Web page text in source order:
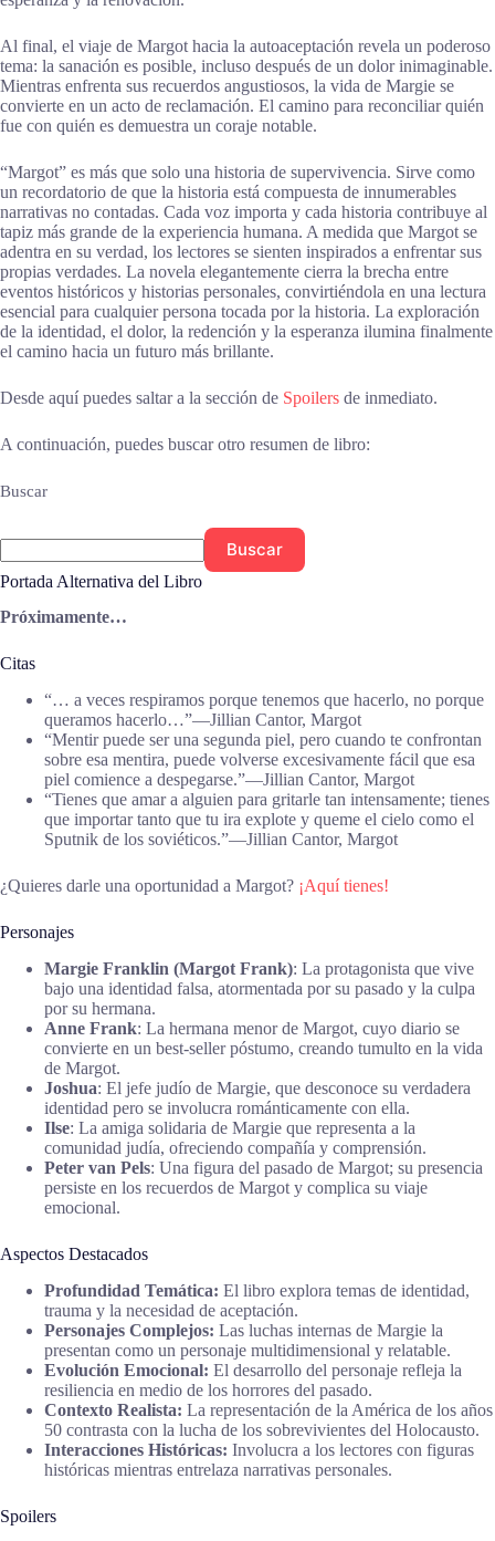
Al final, el viaje de Margot hacia la autoaceptación revela un poderoso
tema: la sanación es posible, incluso después de un dolor inimaginable.
Mientras enfrenta sus recuerdos angustiosos, la vida de Margie se
convierte en un acto de reclamación. El camino para reconciliar quién
fue con quién es demuestra un coraje notable.
“Margot” es más que solo una historia de supervivencia. Sirve como
un recordatorio de que la historia está compuesta de innumerables
narrativas no contadas. Cada voz importa y cada historia contribuye al
tapiz más grande de la experiencia humana. A medida que Margot se
adentra en su verdad, los lectores se sienten inspirados a enfrentar sus
propias verdades. La novela elegantemente cierra la brecha entre
eventos históricos y historias personales, convirtiéndola en una lectura
esencial para cualquier persona tocada por la historia. La exploración
de la identidad, el dolor, la redención y la esperanza ilumina finalmente
el camino hacia un futuro más brillante.
Desde aquí puedes saltar a la sección de Spoilers de inmediato.
A continuación, puedes buscar otro resumen de libro:
Buscar
Buscar
Portada Alternativa del Libro
Próximamente…
Citas
“… a veces respiramos porque tenemos que hacerlo, no porque
queramos hacerlo…”―Jillian Cantor, Margot
“Mentir puede ser una segunda piel, pero cuando te confrontan
sobre esa mentira, puede volverse excesivamente fácil que esa
piel comience a despegarse.”―Jillian Cantor, Margot
“Tienes que amar a alguien para gritarle tan intensamente; tienes
que importar tanto que tu ira explote y queme el cielo como el
Sputnik de los soviéticos.”―Jillian Cantor, Margot
¿Quieres darle una oportunidad a Margot? ¡Aquí tienes!
Personajes
Margie Franklin (Margot Frank): La protagonista que vive
bajo una identidad falsa, atormentada por su pasado y la culpa
por su hermana.
Anne Frank: La hermana menor de Margot, cuyo diario se
convierte en un best-seller póstumo, creando tumulto en la vida
de Margot.
Joshua: El jefe judío de Margie, que desconoce su verdadera
identidad pero se involucra románticamente con ella.
Ilse: La amiga solidaria de Margie que representa a la
comunidad judía, ofreciendo compañía y comprensión.
Peter van Pels: Una figura del pasado de Margot; su presencia
persiste en los recuerdos de Margot y complica su viaje
emocional.
Aspectos Destacados
Profundidad Temática: El libro explora temas de identidad,
trauma y la necesidad de aceptación.
Personajes Complejos: Las luchas internas de Margie la
presentan como un personaje multidimensional y relatable.
Evolución Emocional: El desarrollo del personaje refleja la
resiliencia en medio de los horrores del pasado.
Contexto Realista: La representación de la América de los años
50 contrasta con la lucha de los sobrevivientes del Holocausto.
Interacciones Históricas: Involucra a los lectores con figuras
históricas mientras entrelaza narrativas personales.
Spoilers